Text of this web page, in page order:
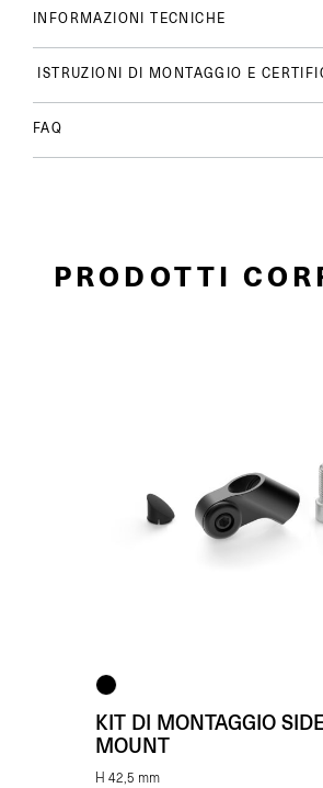
INFORMAZIONI TECNICHE
ISTRUZIONI DI MONTAGGIO E
FAQ
PRODOTTI
KIT DI MONTAGGIO
MOUNT
H 42,5 mm